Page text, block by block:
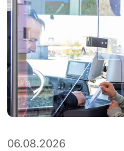
06.08.2026